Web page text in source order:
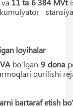
11 ta 6 384 MVt
loyihalar
bo‘lgan 9 dona
qurilishi
bartaraf etish